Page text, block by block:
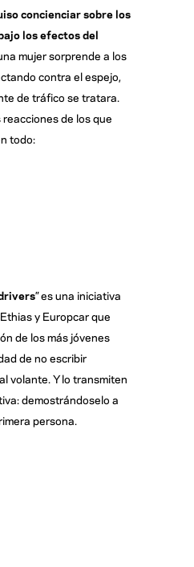
concienciar sobre los
los efectos del
mujer sorprende a los
contra el espejo,
de tráfico se tratara.
reacciones de los que
todo:
” es una iniciativa
y Europcar que
de los más jóvenes
de no escribir
volante. Y lo transmiten
demostrándoselo a
persona.